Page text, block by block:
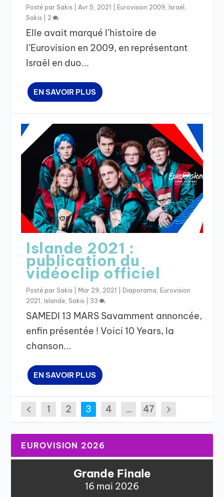
Posté parSakis Avr 5, 2021 Eurovision 2009 Israël
Sakis
2
Elle avait marqué l’histoire de
l’Eurovision en 2009, en représentant
Israël en duo...
EN SAVOIR PLUS
Islande 2021 :
publication du
vidéoclip officiel
Posté parSakis Mar 29, 2021 Diaporama Eurovision
2021 Islande ,Sakis 33
SAMEDI 13 MARS Savamment annoncée,
enfin présentée ! Voici 10 Years, la
chanson...
EN SAVOIR PLUS
1 2 3 4 … 47
EUROVISION 2026
Grande Finale
16 mai 2026